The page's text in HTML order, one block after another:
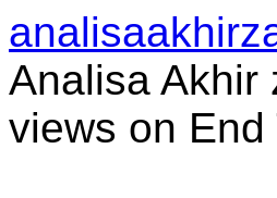
Analisa Akhir
views on